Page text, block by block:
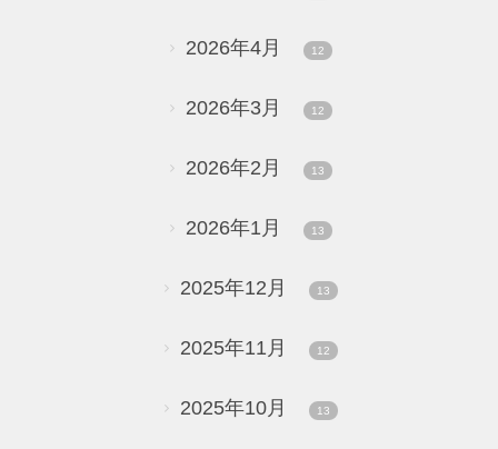
2026年4月 12
2026年3月 12
2026年2月 13
2026年1月 13
2025年12月 13
2025年11月 12
2025年10月 13